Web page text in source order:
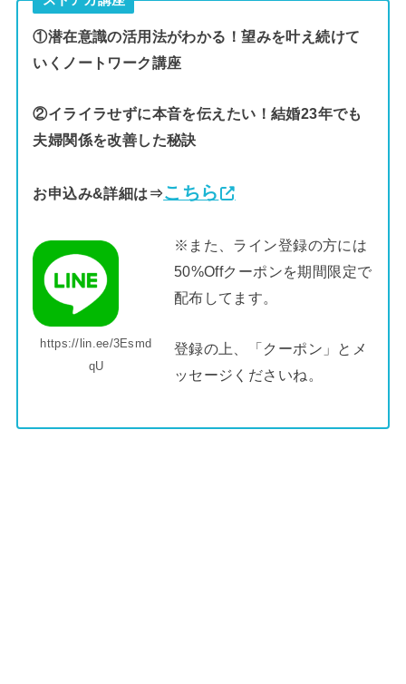
①潜在意識の活用法がわかる！望みを叶え続けて
いくノートワーク講座
②イライラせずに本音を伝えたい！結婚23年でも
夫婦関係を改善した秘訣
お申込み&詳細は⇒こちら
https://lin.ee/3Esmd
qU
※また、ライン登録の方には
50%Offクーポンを期間限定で
配布してます。
登録の上、「クーポン」とメ
ッセージくださいね。